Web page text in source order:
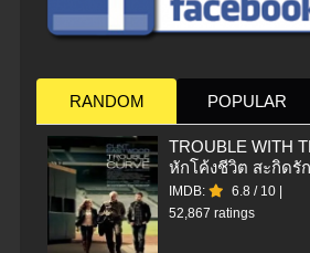
RANDOM POPULAR
TROUBLE WITH
หักโค้งชีวิต สะกิดรัก
IMDB: 6.8 / 10
52,867 ratings